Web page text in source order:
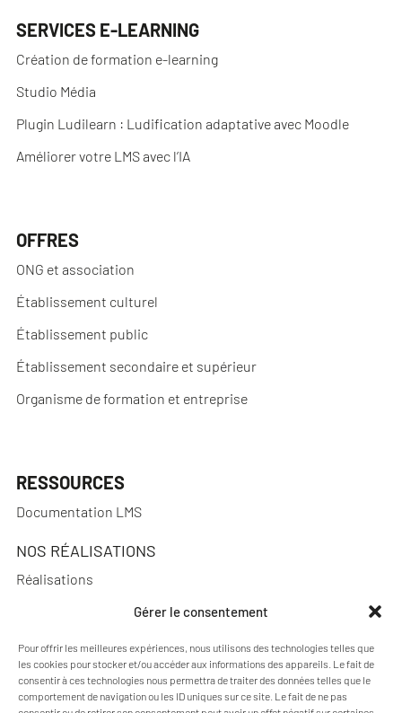
Gérer le consentement
Pour offrir les meilleures expériences, nous utilisons des technologies telles que
les cookies pour stocker et/ou accéder aux informations des appareils. Le fait de
consentir à ces technologies nous permettra de traiter des données telles que le
comportement de navigation ou les ID uniques sur ce site. Le fait de ne pas
SERVICES E-LEARNING
Création de formation e-learning
Studio Média
Plugin Ludilearn : Ludification adaptative avec Moodle
Améliorer votre LMS avec l’IA
OFFRES
ONG et association
Établissement culturel
Établissement public
Établissement secondaire et supérieur
Organisme de formation et entreprise
RESSOURCES
Documentation LMS
NOS RÉALISATIONS
Réalisations
A PROPOS
Actualités